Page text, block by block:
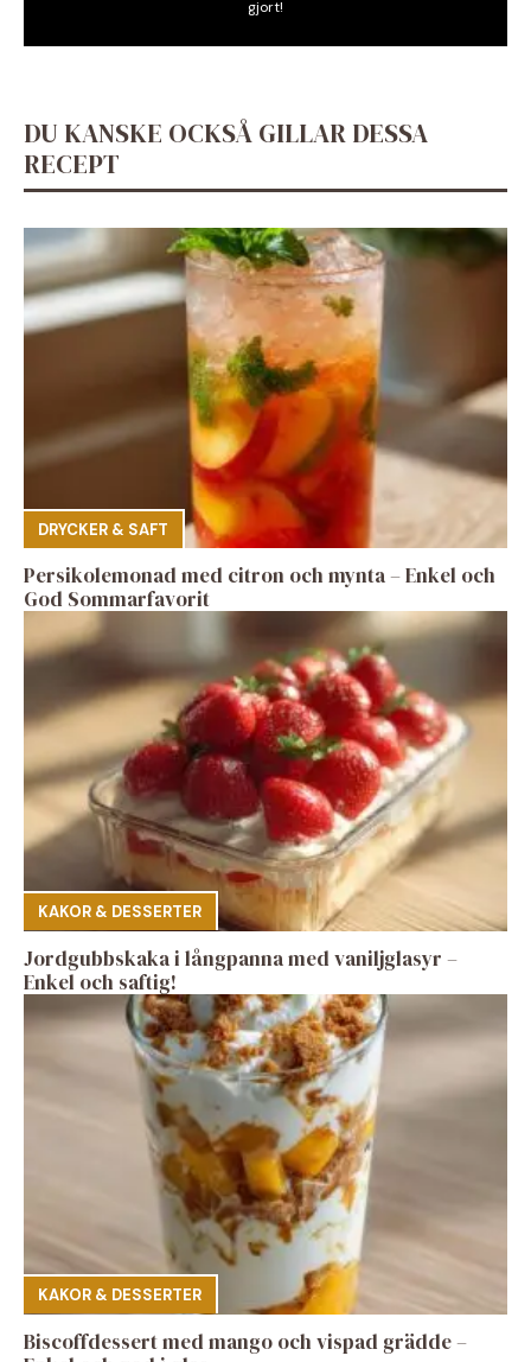
gjort!
DU KANSKE OCKSÅ GILLAR DESSA
RECEPT
DRYCKER & SAFT
Persikolemonad med citron och mynta – Enkel och
God Sommarfavorit
KAKOR & DESSERTER
Jordgubbskaka i långpanna med vaniljglasyr –
Enkel och saftig!
KAKOR & DESSERTER
Biscoffdessert med mango och vispad grädde –